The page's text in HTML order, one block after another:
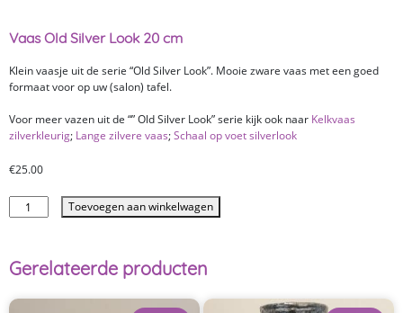
Vaas Old Silver Look 20 cm
Klein vaasje uit de serie “Old Silver Look”. Mooie zware vaas met een goed
formaat voor op uw (salon) tafel.
Voor meer vazen uit de “” Old Silver Look” serie kijk ook naar Kelkvaas
zilverkleurig; Lange zilvere vaas;Schaal op voet silverlook
€25.00
Toevoegen aan winkelwagen
Gerelateerde producten